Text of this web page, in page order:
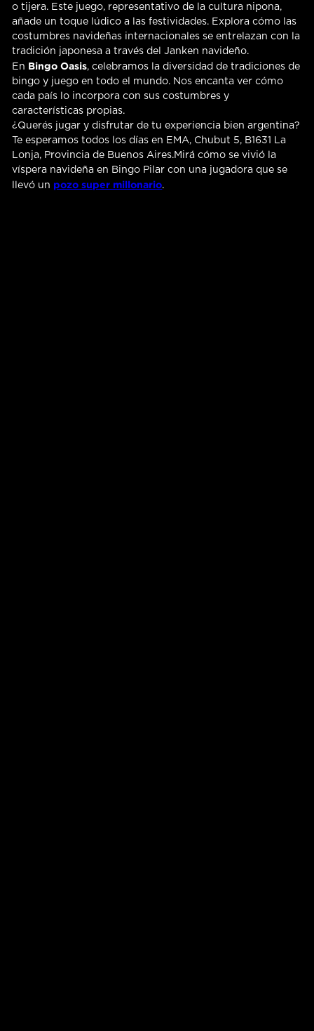
o tijera. Este juego, representativo de la cultura nipona,
añade un toque lúdico a las festividades. Explora cómo las
costumbres navideñas internacionales se entrelazan con la
tradición japonesa a través del Janken navideño.
En Bingo Oasis, celebramos la diversidad de tradiciones de
bingo y juego en todo el mundo. Nos encanta ver cómo
cada país lo incorpora con sus costumbres y
características propias.
¿Querés jugar y disfrutar de tu experiencia bien argentina?
Te esperamos todos los días en EMA, Chubut 5, B1631 La
Lonja, Provincia de Buenos Aires.Mirá cómo se vivió la
víspera navideña en Bingo Pilar con una jugadora que se
llevó un pozo super millonario.